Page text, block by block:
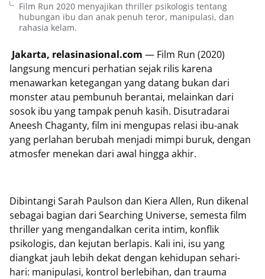
Film Run 2020 menyajikan thriller psikologis tentang
hubungan ibu dan anak penuh teror, manipulasi, dan
rahasia kelam.
Jakarta, relasinasional.com — Film Run (2020)
langsung mencuri perhatian sejak rilis karena
menawarkan ketegangan yang datang bukan dari
monster atau pembunuh berantai, melainkan dari
sosok ibu yang tampak penuh kasih. Disutradarai
Aneesh Chaganty, film ini mengupas relasi ibu-anak
yang perlahan berubah menjadi mimpi buruk, dengan
atmosfer menekan dari awal hingga akhir.
Dibintangi Sarah Paulson dan Kiera Allen, Run dikenal
sebagai bagian dari Searching Universe, semesta film
thriller yang mengandalkan cerita intim, konflik
psikologis, dan kejutan berlapis. Kali ini, isu yang
diangkat jauh lebih dekat dengan kehidupan sehari-
hari: manipulasi, kontrol berlebihan, dan trauma